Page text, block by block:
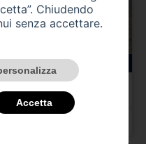
Chiudendo
senza accettare.
Accetta